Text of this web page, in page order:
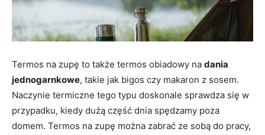
Termos na zupę to także termos obiadowy na dania
jednogarnkowe, takie jak bigos czy makaron z sosem.
Naczynie termiczne tego typu doskonale sprawdza się w
przypadku, kiedy dużą część dnia spędzamy poza
domem. Termos na zupę można zabrać ze sobą do pracy,